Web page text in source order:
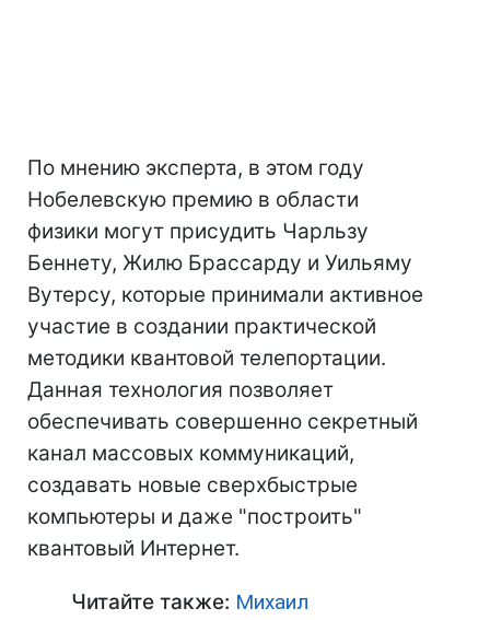
По мнению эксперта, в этом году
Нобелевскую премию в области
физики могут присудить Чарльзу
Беннету, Жилю Брассарду и Уильяму
Вутерсу, которые принимали активное
участие в создании практической
методики квантовой телепортации.
Данная технология позволяет
обеспечивать совершенно секретный
канал массовых коммуникаций,
создавать новые сверхбыстрые
компьютеры и даже "построить"
квантовый Интернет.
Читайте также: Михаил